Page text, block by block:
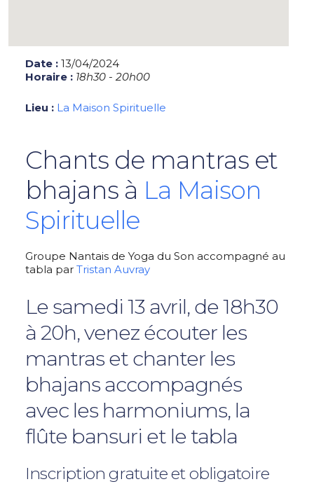
Date : 13/04/2024
Horaire : 18h30 - 20h00
Lieu : La Maison Spirituelle
Chants de mantras et
bhajans à La Maison
Spirituelle
Groupe Nantais de Yoga du Son accompagné au
tabla par Tristan Auvray
Le samedi 13 avril, de 18h30
à 20h, venez écouter les
mantras et chanter les
bhajans accompagnés
avec les harmoniums, la
flûte bansuri et le tabla
Inscription gratuite et obligatoire